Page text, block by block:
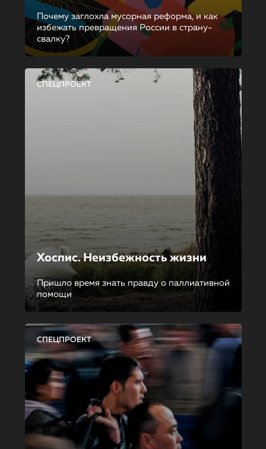
Почему заглохла мусорная реформа, и как
избежать превращения России в страну-
свалку?
СПЕЦПРОЕКТ
Хоспис. Неизбежность жизни
Пришло время знать правду о паллиативной
помощи
СПЕЦПРОЕКТ